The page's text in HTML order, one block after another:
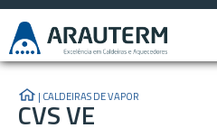
| CALDEIRAS DE VAPOR
CVS VE